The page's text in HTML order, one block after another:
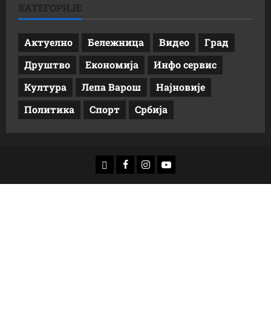
КАТЕГОРИЈЕ
Актуелно Бележница Видео
Град
Друштво
Економија
Инфо сервис
Култура
Лепа Варош
Најновије
Политика
Спорт Србија
доwнлоад
Фацебоок
Инстаграм
Yоутубе